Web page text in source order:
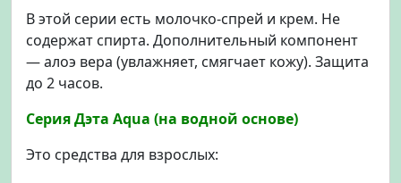
В этой серии есть молочко-спрей и крем. Не
содержат спирта. Дополнительный компонент
— алоэ вера (увлажняет, смягчает кожу). Защита
до 2 часов.
Серия Дэта Aqua (на водной основе)
Это средства для взрослых: